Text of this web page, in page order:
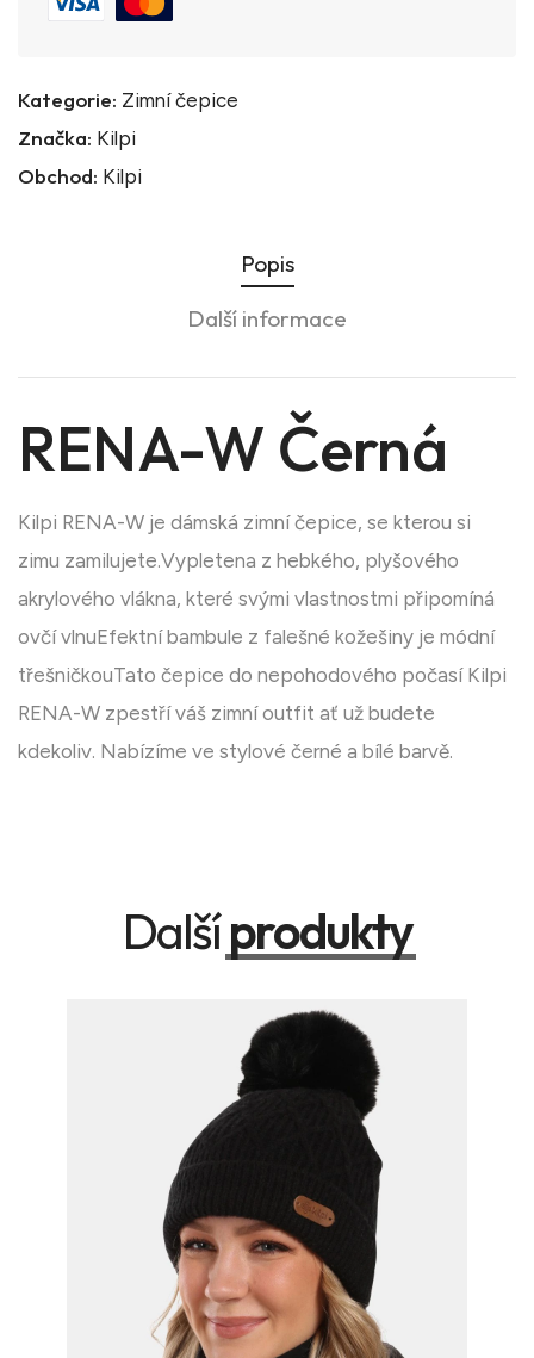
Kategorie: Zimní čepice
Značka: Kilpi
Obchod: Kilpi
Popis
Další informace
RENA-W Černá
Kilpi RENA-W je dámská zimní čepice, se kterou si
zimu zamilujete.Vypletena z hebkého, plyšového
akrylového vlákna, které svými vlastnostmi připomíná
ovčí vlnuEfektní bambule z falešné kožešiny je módní
třešničkouTato čepice do nepohodového počasí Kilpi
RENA-W zpestří váš zimní outfit ať už budete
kdekoliv. Nabízíme ve stylové černé a bílé barvě.
Dalšíprodukty